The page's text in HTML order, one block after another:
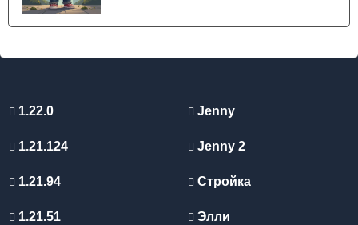
1.22.0
1.21.124
1.21.94
1.21.51
Jenny
Jenny 2
Стройка
Элли